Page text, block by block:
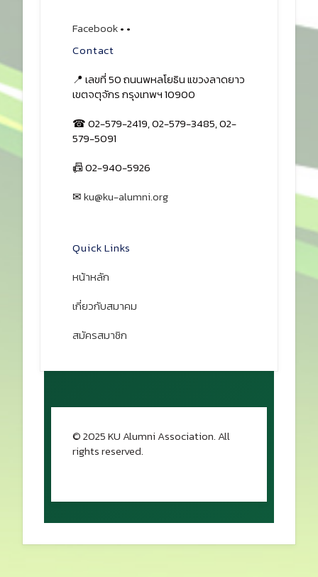
Facebook• •
Contact
📍 เลขที่ 50 ถนนพหลโยธิน แขวงลาดยาว
เขตจตุจักร กรุงเทพฯ 10900
☎ 02-579-2419, 02-579-3485, 02-
579-5091
📠 02-940-5926
✉ku@ku-alumni.org
Quick Links
หน้าหลัก
เกี่ยวกับสมาคม
สมัครสมาชิก
© 2025 KU Alumni Association. All
rights reserved.